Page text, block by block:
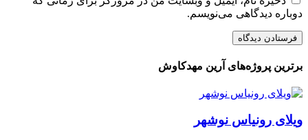
دوباره دیدگاهی می‌نویسم.
برترین پروژه‌های آرین مهدکاوش
ویلای رونیاس نوشهر